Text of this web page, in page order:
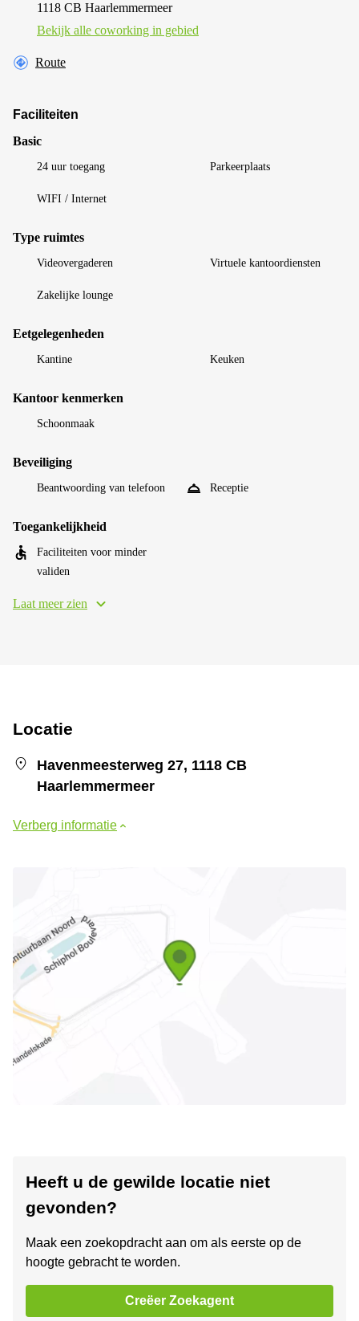
1118 CB Haarlemmermeer
Bekijk alle сoworking in gebied
Route
Faciliteiten
Basic
24 uur toegang Parkeerplaats
WIFI / Internet
Type ruimtes
Videovergaderen Virtuele kantoordiensten
Zakelijke lounge
Eetgelegenheden
Kantine Keuken
Kantoor kenmerken
Schoonmaak
Beveiliging
Beantwoording van telefoon Receptie
Toegankelijkheid
Faciliteiten voor minder
validen
Laat meer zien
Locatie
Havenmeesterweg 27, 1118 CB
Haarlemmermeer
Verberg informatie
Heeft u de gewilde locatie niet
gevonden?
Maak een zoekopdracht aan om als eerste op de
hoogte gebracht te worden.
Creëer Zoekagent